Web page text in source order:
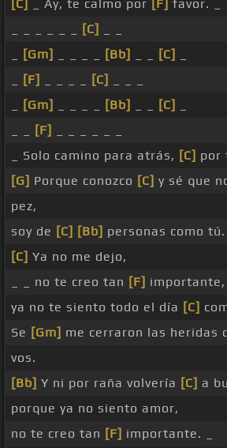
[C] _ Ay, te calmo por [F]
favor. _
[C]
[Gm] [Bb] [C]
[F] [C]
[Gm] [Bb] [C]
[F]
_ Solo camino para atrás, [C] por
[G] Porque conozco [C] y sé que
pez,
soy de [C] [Bb] personas como tú.
[C] Ya no me dejo,
_ _ no te creo tan [F] importante,
ya no te siento todo el día [C]
Se [Gm] me cerraron las heridas
vos.
[Bb] Y ni por raña volvería [C] a
porque ya no siento amor,
no te creo tan [F] importante. _